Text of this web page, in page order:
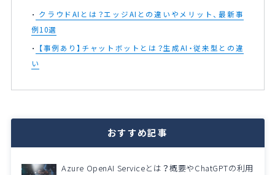
クラウドAIとは？エッジAIとの違いやメリット、最新事
例10選
【事例あり】チャットボットとは？生成AI・従来型との違
い
おすすめ記事
Azure OpenAI Serviceとは？概要やChatGPTの利用